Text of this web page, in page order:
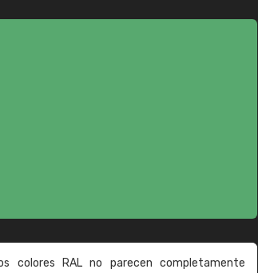
colores RAL no parecen completamente